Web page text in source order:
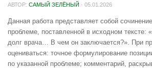
АВТОР: САМЫЙ ЗЕЛЁНЫЙ · 05.01.2026
Данная работа представляет собой
проблеме, поставленной в исходном тексте:
долг врача… В чем он заключается?». При
оцениваться: точное формулирование
по указанной проблеме; комментарий,